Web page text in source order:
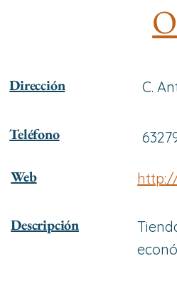
Dirección
Teléfono
Web
Descripción
C.